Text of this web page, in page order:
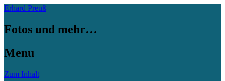
Erhard Preuß
Fotos und mehr…
Menu
Zum Inhalt